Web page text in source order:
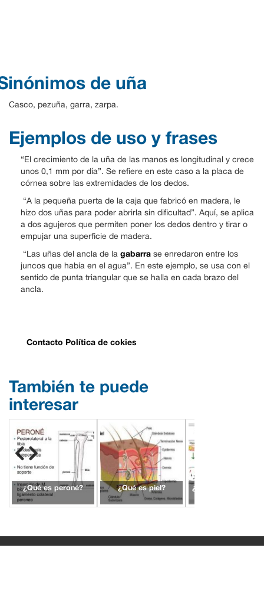
de uña
Casco, pezuña, garra, zarpa.
Ejemplos de uso y frases
“El crecimiento de la uña de las manos es longitudinal y crece
unos 0,1 mm por día”. Se refiere en este caso a la placa de
córnea sobre las extremidades de los dedos.
“A la pequeña puerta de la caja que fabricó en madera, le
hizo dos uñas para poder abrirla sin dificultad”. Aquí, se aplica
a dos agujeros que permiten poner los dedos dentro y tirar o
empujar una superficie de madera.
“Las uñas del ancla de la gabarra se enredaron entre los
juncos que había en el agua”. En este ejemplo, se usa con el
sentido de punta triangular que se halla en cada brazo del
ancla.
Contacto Política de cokies
También te puede
interesar
¿Qué es peroné? ¿Qué es piel? ¿Qué es